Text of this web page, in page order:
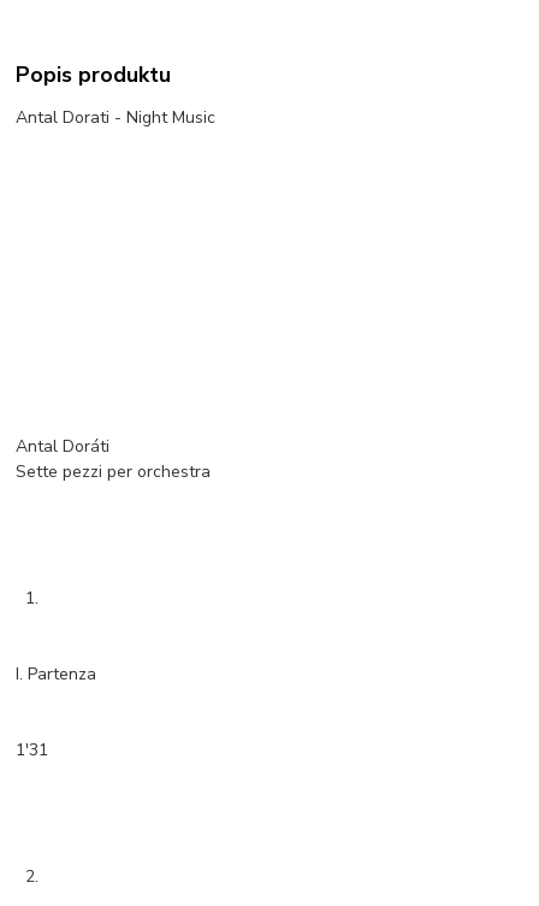
Popis produktu
Antal Dorati - Night Music
Antal Doráti
Sette pezzi per orchestra
1.
I. Partenza
1'31
2.